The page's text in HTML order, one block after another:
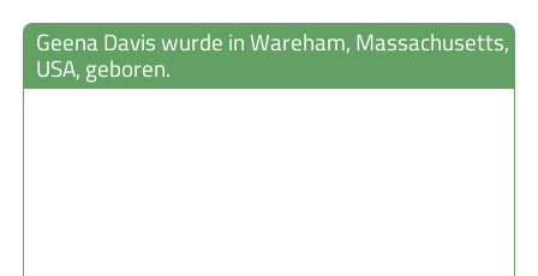
Geena Davis wurde in Wareham, Massachusetts,
USA, geboren.